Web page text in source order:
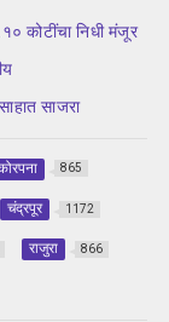
कोटींचा निधी मंजूर
साजरा
865
चंद्रपूर 1172
राजुरा 866